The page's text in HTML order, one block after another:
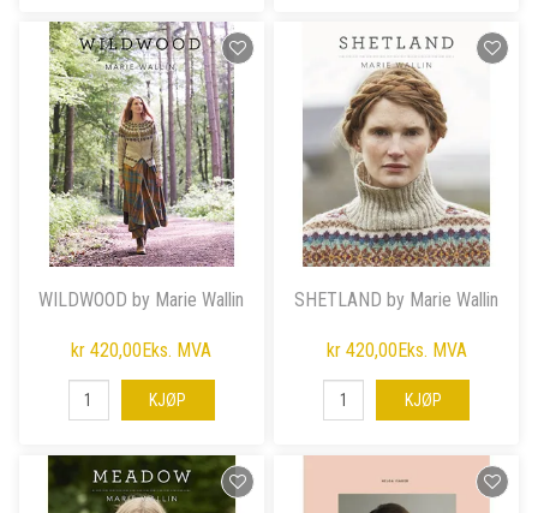
WILDWOOD by Marie Wallin
kr 420,00 Eks. MVA
KJØP
SHETLAND by Marie Wallin
kr 420,00 Eks. MVA
KJØP